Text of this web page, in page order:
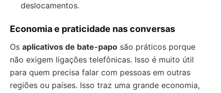
deslocamentos.
Economia e praticidade nas conversas
Os aplicativos de bate-papo são práticos porque
não exigem ligações telefônicas. Isso é muito útil
para quem precisa falar com pessoas em outras
regiões ou países. Isso traz uma grande economia,